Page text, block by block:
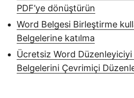
PDF’ye dönüştürün
Word Belgesi Birleştirme
Belgelerine katılma
Ücretsiz Word
Belgelerini Çevrimiçi